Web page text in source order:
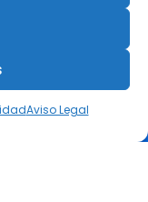
Aviso Legal